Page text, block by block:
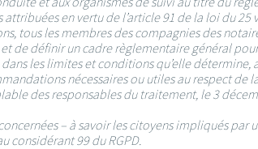
en vertu de l’article 91 de la loi du
tous les membres des compagnies des
de définir un cadre règlementaire général
les limites et conditions qu’elle
nécessaires ou utiles au respect de
des responsables du traitement, le 3
– à savoir les citoyens impliqués
considérant 99 du RGPD.